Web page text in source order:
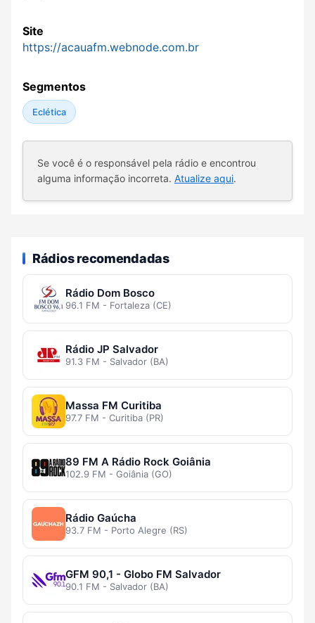
Site
https://acauafm.webnode.com.br
Segmentos
Eclética
Se você é o responsável pela rádio e encontrou
alguma informação incorreta. Atualize aqui.
Rádios recomendadas
Rádio Dom Bosco
96.1 FM - Fortaleza (CE)
Rádio JP Salvador
91.3 FM - Salvador (BA)
Massa FM Curitiba
97.7 FM - Curitiba (PR)
89 FM A Rádio Rock Goiânia
102.9 FM - Goiânia (GO)
Rádio Gaúcha
93.7 FM - Porto Alegre (RS)
GFM 90,1 - Globo FM Salvador
90.1 FM - Salvador (BA)